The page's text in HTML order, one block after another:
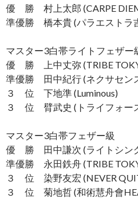
優 勝 村上太郎 (CARPE
準優勝 橋本貴 (パラエストラ
マスター3白帯ライトフェザー
優 勝 上中丈弥 (TRIBE
準優勝 田中紀行 (ネクサセン
３ 位 下地準 (Luminous)
３ 位 臂武史 (トライフォー
マスター3白帯フェザー級
優 勝 田中謙次 (ライトシン
準優勝 永田鉄舟 (TRIBE
３ 位 染野友宏 (NEVER
３ 位 菊地哲 (和術慧舟會